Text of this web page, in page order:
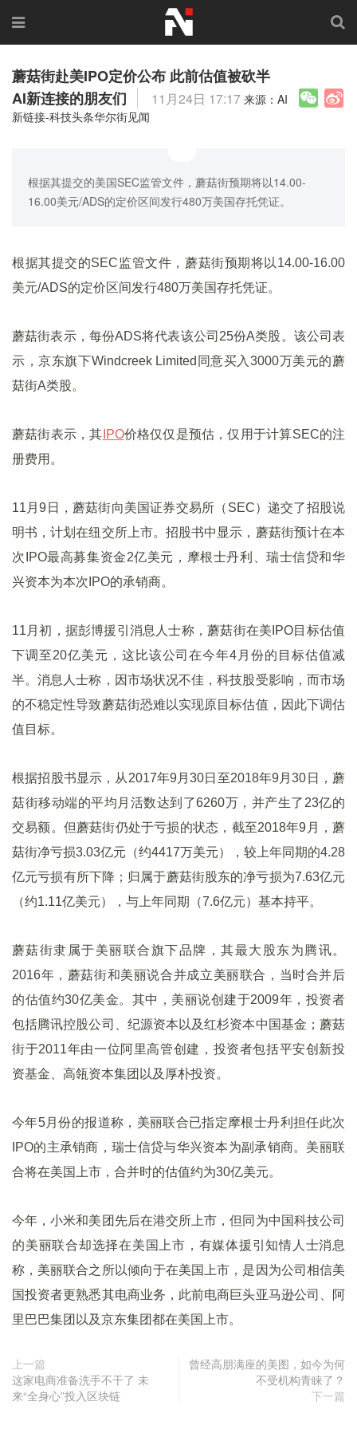
蘑菇街赴美IPO定价公布 此前估值被砍半
AI新连接的朋友们
11月24日 17:17 来源：AI
新链接-科技头条华尔街见闻
根据其提交的美国SEC监管文件，蘑菇街预期将以14.00-
16.00美元/ADS的定价区间发行480万美国存托凭证。
根据其提交的SEC监管文件，蘑菇街预期将以14.00-16.00
美元/ADS的定价区间发行480万美国存托凭证。
蘑菇街表示，每份ADS将代表该公司25份A类股。该公司表
示，京东旗下Windcreek Limited同意买入3000万美元的蘑
菇街A类股。
蘑菇街表示，其 IPO价格仅仅是预估，仅用于计算SEC的注
册费用。
11月9日，蘑菇街向美国证券交易所（SEC）递交了招股说
明书，计划在纽交所上市。招股书中显示，蘑菇街预计在本
次IPO最高募集资金2亿美元，摩根士丹利、瑞士信贷和华
兴资本为本次IPO的承销商。
11月初，据彭博援引消息人士称，蘑菇街在美IPO目标估值
下调至20亿美元，这比该公司在今年4月份的目标估值减
半。消息人士称，因市场状况不佳，科技股受影响，而市场
的不稳定性导致蘑菇街恐难以实现原目标估值，因此下调估
值目标。
根据招股书显示，从2017年9月30日至2018年9月30日，蘑
菇街移动端的平均月活数达到了6260万，并产生了23亿的
交易额。但蘑菇街仍处于亏损的状态，截至2018年9月，蘑
菇街净亏损3.03亿元（约4417万美元），较上年同期的4.28
亿元亏损有所下降；归属于蘑菇街股东的净亏损为7.63亿元
（约1.11亿美元），与上年同期（7.6亿元）基本持平。
蘑菇街隶属于美丽联合旗下品牌，其最大股东为腾讯。
2016年，蘑菇街和美丽说合并成立美丽联合，当时合并后
的估值约30亿美金。其中，美丽说创建于2009年，投资者
包括腾讯控股公司、纪源资本以及红杉资本中国基金；蘑菇
街于2011年由一位阿里高管创建，投资者包括平安创新投
资基金、高瓴资本集团以及厚朴投资。
今年5月份的报道称，美丽联合已指定摩根士丹利担任此次
IPO的主承销商，瑞士信贷与华兴资本为副承销商。美丽联
合将在美国上市，合并时的估值约为30亿美元。
今年，小米和美团先后在港交所上市，但同为中国科技公司
的美丽联合却选择在美国上市，有媒体援引知情人士消息
称，美丽联合之所以倾向于在美国上市，是因为公司相信美
国投资者更熟悉其电商业务，此前电商巨头亚马逊公司、阿
里巴巴集团以及京东集团都在美国上市。
上一篇
这家电商准备洗手不干了 未
来“全身心”投入区块链
曾经高朋满座的美图，如今为何
不受机构青睐了？
下一篇